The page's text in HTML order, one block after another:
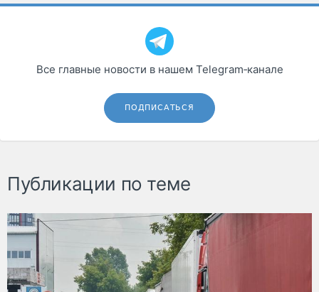
Все главные новости в нашем Telegram‑канале
ПОДПИСАТЬСЯ
Публикации по теме